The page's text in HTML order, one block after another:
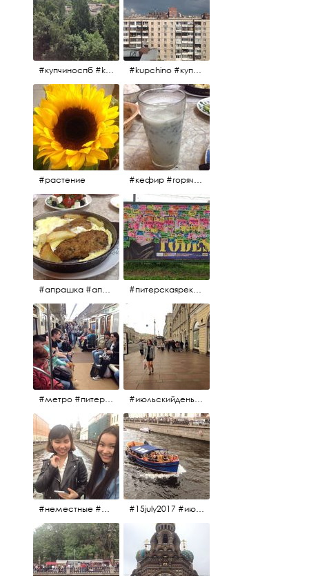
#купчиноспб #kupchino #kupchino #купчиноспб
#растение #кефир #горячийкефир #национальноеблюдо #лаваш #вкусно
#апрашка #апраксиндвор #кафенаапрашке #куринаякотлетанасковороде #сковородка #кафедлясвоих #питерскаяреклама #todes #куколки #окраинапитера #фрунзенскийрайон
#метро #питерскоеметро #невскаялиния #июльскийдень2017 #15july2017 #невский
#неместные #июльскийдень2017 #15july2017 #июльскийдень2017 #катерок #bonfire